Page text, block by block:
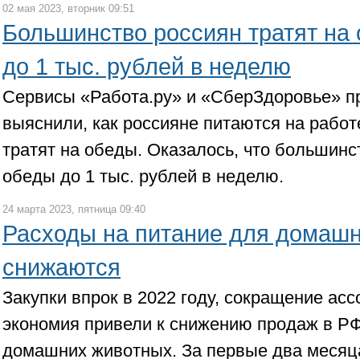
02 мая 2023, вторник 09:51
Большинство россиян тратят
до 1 тыс. рублей в неделю
Сервисы «Работа.ру» и «СберЗдоровье»
выяснили, как россияне питаются на
тратят на обеды. Оказалось, что
обеды до 1 тыс. рублей в неделю.
24 марта 2023, пятница 09:40
Расходы на питание для
снижаются
Закупки впрок в 2022 году, сокращение
экономия привели к снижению продаж в
домашних животных. За первые два